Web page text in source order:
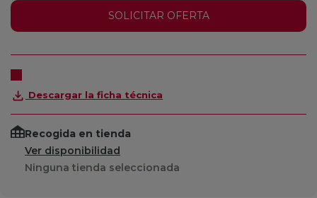
SOLICITAR OFERTA
Descargar la ficha técnica
Recogida en tienda
Ver disponibilidad
Ninguna tienda seleccionada